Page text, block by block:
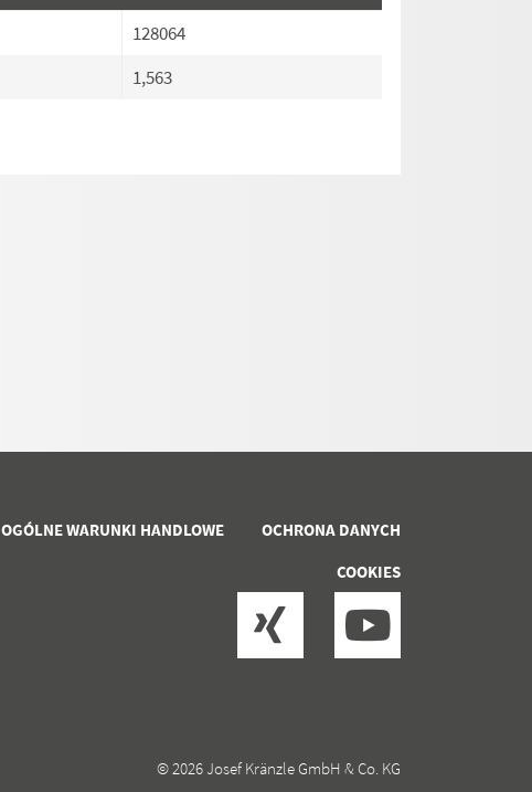
128064
1,563
OGÓLNE WARUNKI HANDLOWE
OCHRONA DANYCH
COOKIES
© 2026 Josef Kränzle GmbH & Co. KG